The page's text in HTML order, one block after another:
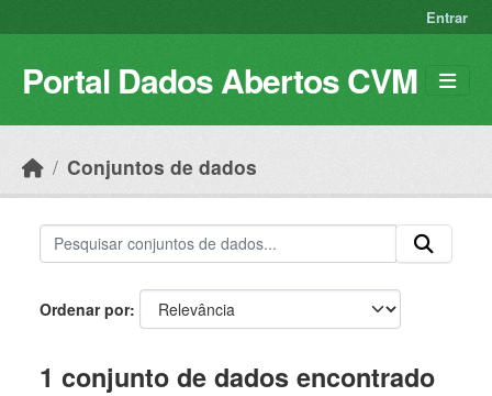
Entrar
Portal Dados Abertos CVM
Conjuntos de dados
Ordenar por
1 conjunto de dados encontrado